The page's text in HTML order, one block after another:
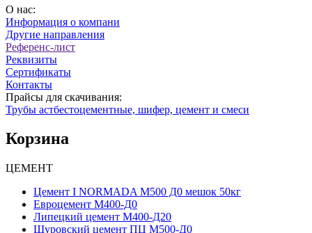
О нас:
Информация о компани
Другие направления
Референс-лист
Реквизиты
Сертификаты
Контакты
Прайсы для скачивания:
Трубы астбестоцементные, шифер, цемент и смеси
Корзина
ЦЕМЕНТ
Цемент I NORMADA М500 Д0 мешок 50кг
Евроцемент М400-Д0
Липецкий цемент М400-Д20
Щуровский цемент ПЦ М500-Д0